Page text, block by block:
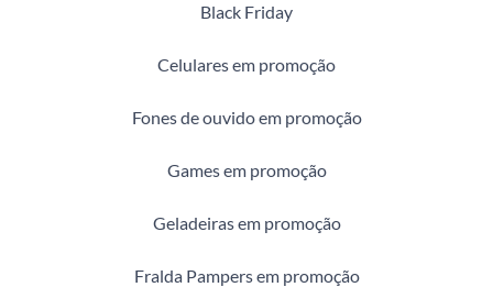
Black Friday
Celulares em promoção
Fones de ouvido em promoção
Games em promoção
Geladeiras em promoção
Fralda Pampers em promoção